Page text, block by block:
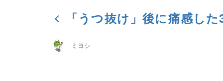
「うつ抜け」後に痛感し
ミヨシ